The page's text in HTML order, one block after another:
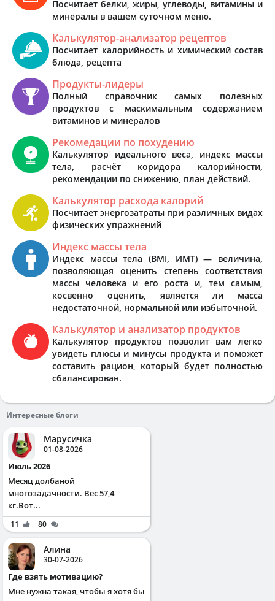
Посчитает белки, жиры, углеводы, витамины и
минералы в вашем суточном меню.
Калькулятор-анализатор рецептов
Посчитает калорийность и химический состав
блюда, рецепта
Продукты-лидеры
Полный справочник самых полезных
продуктов с маскимальным содержанием
витаминов и минералов
Рекомедации по похудению
Калькулятор идеального веса, индекс массы
тела, расчёт коридора калорийности,
рекомендации по снижению, план действий.
Калькулятор расхода калорий
Посчитает энергозатраты при различных видах
физических упражнений
Индекс массы тела
Индекс массы тела (BMI, ИМТ) — величина,
позволяющая оценить степень соответствия
массы человека и его роста и, тем самым,
косвенно оценить, является ли масса
недостаточной, нормальной или избыточной.
Калькулятор и анализатор продуктов
Калькулятор продуктов позволит вам легко
увидеть плюсы и минусы продукта и поможет
составить рацион, который будет полностью
сбалансирован.
Интересные блоги
Марусичка
01-08-2026
Июль 2026
Месяц долбаной
многозадачности. Вес 57,4
кг.Вот...
11 80
Алина
30-07-2026
Где взять мотивацию?
Мне нужна такая, чтобы я хотя бы